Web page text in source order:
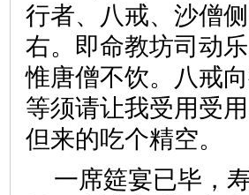
行者、八戒、沙僧
右。即命教坊司动
惟唐僧不饮。八戒
等须请让我受用受
但来的吃个精空
一席筵宴已毕，